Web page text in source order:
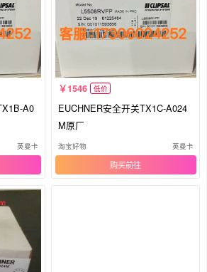
英曼卡
1546 低价
EUCHNER安全开关TX1C-A024
M原厂
淘宝好物 英曼卡
购买